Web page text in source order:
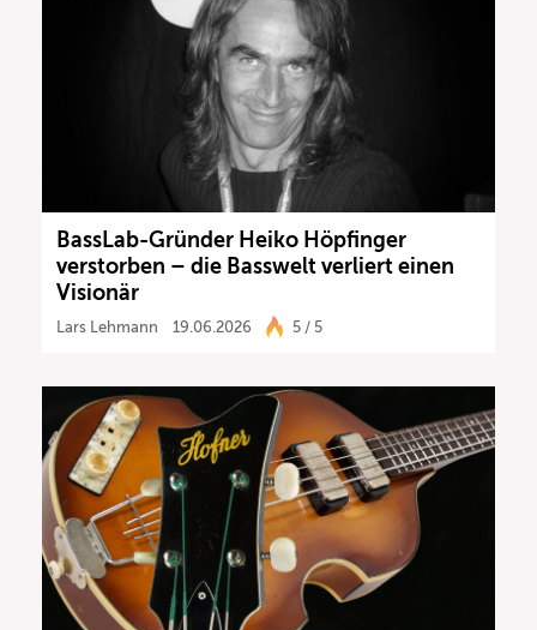
BassLab-Gründer Heiko Höpfinger
verstorben – die Basswelt verliert einen
Visionär
Lars Lehmann 19.06.2026 5 / 5